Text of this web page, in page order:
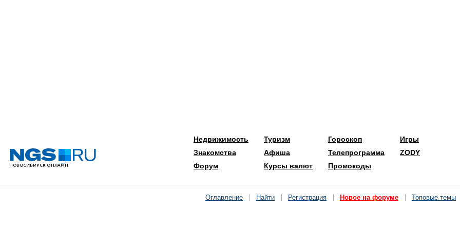
Недвижимость
Знакомства
Форум
Туризм
Афиша
Курсы валют
Гороскоп
Телепрограмма
Промокоды
Игры
ZODY
Оглавление Найти Регистрация Новое на форуме Топовые темы